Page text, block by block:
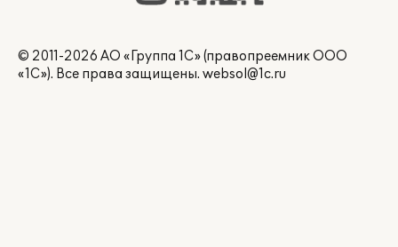
© 2011-2026 АО «Группа 1С» (правопреемник ООО
«1С»). Все права защищены. websol@1c.ru